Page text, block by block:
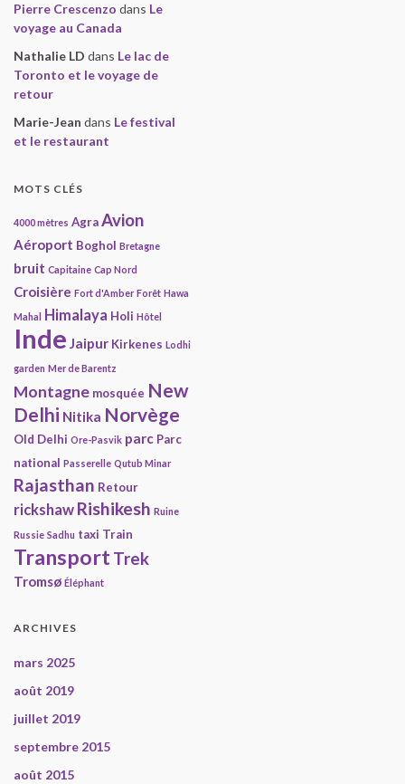
Pierre Crescenzo dans Le
voyage au Canada
Nathalie LD dans Le lac de
Toronto et le voyage de
retour
Marie-Jean dans Le festival
et le restaurant
MOTS CLÉS
4000 mètres AgraAvion
Aéroport Boghol Bretagne
bruit Capitaine Cap Nord
Croisière Fort d'Amber Forêt Hawa
Mahal
Himalaya Holi Hôtel
Inde Jaipur Kirkenes Lodhi
garden Mer de Barentz
Montagne mosquée New
Delhi Nitika Norvège
Old Delhi Ore-Pasvik parc Parc
national Passerelle Qutub Minar
Rajasthan Retour
rickshaw Rishikesh Ruine
Russie Sadhu taxi Train
Transport Trek
Tromsø Éléphant
ARCHIVES
mars 2025
août 2019
juillet 2019
septembre 2015
août 2015